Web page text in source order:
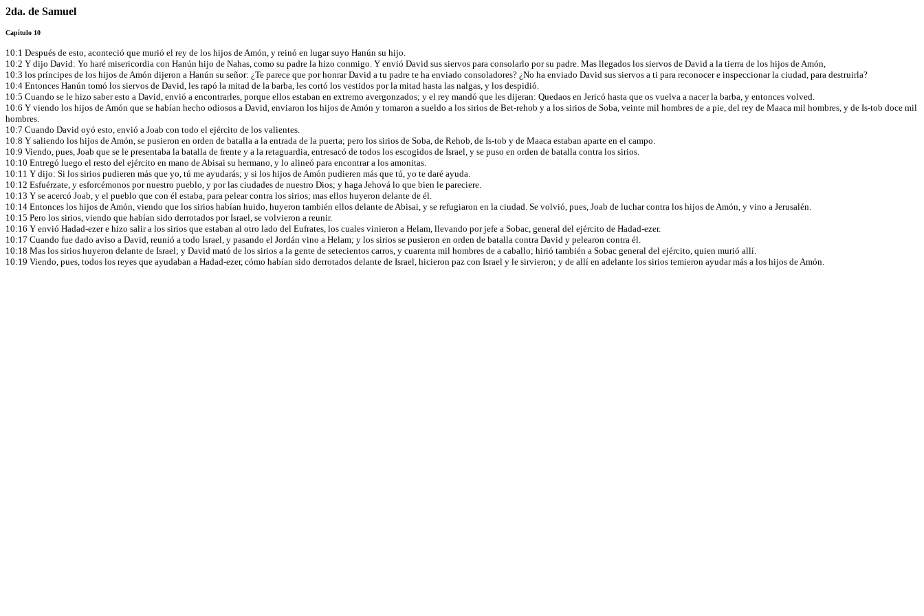
2da. de Samuel
Capítulo 10
10:1 Después de esto, aconteció que murió el rey de los hijos de Amón, y reinó en lugar suyo Hanún su hijo.
10:2 Y dijo David: Yo haré misericordia con Hanún hijo de Nahas, como su padre la hizo conmigo. Y envió David sus siervos para consolarlo por su padre. Mas llegados los siervos de David a la tierra de los hijos de Amón,
10:3 los príncipes de los hijos de Amón dijeron a Hanún su señor: ¿Te parece que por honrar David a tu padre te ha enviado consoladores? ¿No ha enviado David sus siervos a ti para reconocer e inspeccionar la ciudad, para destruirla?
10:4 Entonces Hanún tomó los siervos de David, les rapó la mitad de la barba, les cortó los vestidos por la mitad hasta las nalgas, y los despidió.
10:5 Cuando se le hizo saber esto a David, envió a encontrarles, porque ellos estaban en extremo avergonzados; y el rey mandó que les dijeran: Quedaos en Jericó hasta que os vuelva a nacer la barba, y entonces volved.
10:6 Y viendo los hijos de Amón que se habían hecho odiosos a David, enviaron los hijos de Amón y tomaron a sueldo a los sirios de Bet-rehob y a los sirios de Soba, veinte mil hombres de a pie, del rey de Maaca mil hombres, y de Is-tob doce mil
hombres.
10:7 Cuando David oyó esto, envió a Joab con todo el ejército de los valientes.
10:8 Y saliendo los hijos de Amón, se pusieron en orden de batalla a la entrada de la puerta; pero los sirios de Soba, de Rehob, de Is-tob y de Maaca estaban aparte en el campo.
10:9 Viendo, pues, Joab que se le presentaba la batalla de frente y a la retaguardia, entresacó de todos los escogidos de Israel, y se puso en orden de batalla contra los sirios.
10:10 Entregó luego el resto del ejército en mano de Abisai su hermano, y lo alineó para encontrar a los amonitas.
10:11 Y dijo: Si los sirios pudieren más que yo, tú me ayudarás; y si los hijos de Amón pudieren más que tú, yo te daré ayuda.
10:12 Esfuérzate, y esforcémonos por nuestro pueblo, y por las ciudades de nuestro Dios; y haga Jehová lo que bien le pareciere.
10:13 Y se acercó Joab, y el pueblo que con él estaba, para pelear contra los sirios; mas ellos huyeron delante de él.
10:14 Entonces los hijos de Amón, viendo que los sirios habían huido, huyeron también ellos delante de Abisai, y se refugiaron en la ciudad. Se volvió, pues, Joab de luchar contra los hijos de Amón, y vino a Jerusalén.
10:15 Pero los sirios, viendo que habían sido derrotados por Israel, se volvieron a reunir.
10:16 Y envió Hadad-ezer e hizo salir a los sirios que estaban al otro lado del Eufrates, los cuales vinieron a Helam, llevando por jefe a Sobac, general del ejército de Hadad-ezer.
10:17 Cuando fue dado aviso a David, reunió a todo Israel, y pasando el Jordán vino a Helam; y los sirios se pusieron en orden de batalla contra David y pelearon contra él.
10:18 Mas los sirios huyeron delante de Israel; y David mató de los sirios a la gente de setecientos carros, y cuarenta mil hombres de a caballo; hirió también a Sobac general del ejército, quien murió allí.
10:19 Viendo, pues, todos los reyes que ayudaban a Hadad-ezer, cómo habían sido derrotados delante de Israel, hicieron paz con Israel y le sirvieron; y de allí en adelante los sirios temieron ayudar más a los hijos de Amón.